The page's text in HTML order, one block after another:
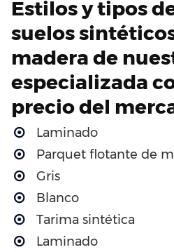
Estilos y tipos
suelos
madera de
especializada
precio del
Laminado
Parquet flotante de
Gris
Blanco
Tarima sintética
Laminado